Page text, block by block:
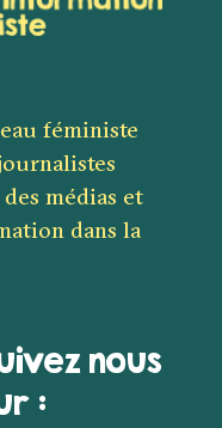
féministe
médias et
dans la
nous
: